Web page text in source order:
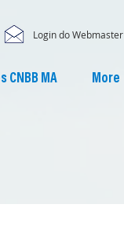
Login do Webmaster
CNBB MA More